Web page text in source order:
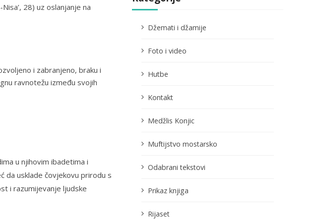
Nisa’, 28) uz oslanjanje na
i zabranjeno, braku i
ravnotežu između svojih
u njihovim ibadetima i
da usklade čovjekovu prirodu s
i razumijevanje ljudske
Džemati i džamije
Foto i video
Hutbe
Kontakt
Medžlis Konjic
Muftijstvo mostarsko
Odabrani tekstovi
Prikaz knjiga
Rijaset